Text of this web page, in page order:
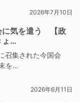
2026年7月10日
に気を遣う 【政
ょ…
召集された今国会
を…
2026年6月11日